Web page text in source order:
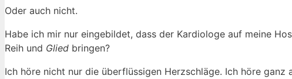
Oder auch nicht.
Habe ich mir nur eingebildet, dass der Kardiologe auf meine
Reih und Glied bringen?
Ich höre nicht nur die überflüssigen Herzschläge. Ich höre